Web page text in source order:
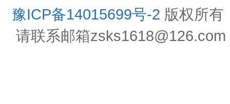
豫ICP备14015699号-2 版权所有
请联系邮箱